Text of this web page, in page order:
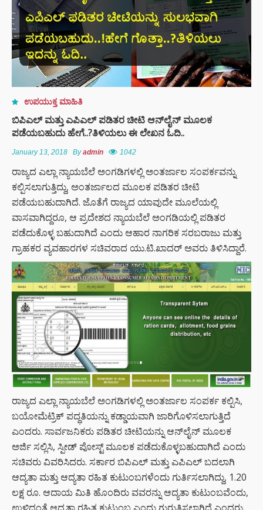
ಉಪಯುಕ್ತ ಮಾಹಿತಿ
ಬಿಪಿಎಲ್ ಮತ್ತು ಎಪಿಎಲ್ ಪಡಿತರ ಚೀಟಿ ಆನ್‌ಲೈನ್ ಮೂಲಕ
ಪಡೆಯಬಹುದು ಹೇಗೆ..?ತಿಳಿಯಲು ಈ ಲೇಖನ ಓದಿ..
January 13, 2018 Byadmin 1042
ರಾಜ್ಯದ ಎಲ್ಲಾ ನ್ಯಾಯಬೆಲೆ ಅಂಗಡಿಗಳಲ್ಲಿ ಅಂತರ್ಜಾಲ ಸಂಪರ್ಕವನ್ನು
ಕಲ್ಪಿಸಲಾಗುತ್ತಿದ್ದು, ಅಂತರ್ಜಾಲದ ಮೂಲಕ ಪಡಿತರ ಚೀಟಿ
ಪಡೆಯಬಹುದಾಗಿದೆ. ಜೊತೆಗೆ ರಾಜ್ಯದ ಯಾವುದೇ ಮೂಲೆಯಲ್ಲಿ
ವಾಸವಾಗಿದ್ದರೂ, ಆ ಪ್ರದೇಶದ ನ್ಯಾಯಬೆಲೆ ಅಂಗಡಿಯಲ್ಲಿ ಪಡಿತರ
ಪಡೆದುಕೊಳ್ಳ ಬಹುದಾಗಿದೆ ಎಂದು ಆಹಾರ ನಾಗರಿಕ ಸರಬರಾಜು ಮತ್ತು
ಗ್ರಾಹಕರ ವ್ಯವಹಾರಗಳ ಸಚಿವರಾದ ಯು.ಟಿ.ಖಾದರ್ ಅವರು ತಿಳಿಸಿದ್ದಾರೆ.
ರಾಜ್ಯದ ಎಲ್ಲಾ ನ್ಯಾಯಬೆಲೆ ಅಂಗಡಿಗಳಲ್ಲಿ ಅಂತರ್ಜಾಲ ಸಂಪರ್ಕ ಕಲ್ಪಿಸಿ,
ಬಯೋಮೆಟ್ರಿಕ್ ಪದ್ಧತಿಯನ್ನು ಕಡ್ಡಾಯವಾಗಿ ಜಾರಿಗೊಳಿಸಲಾಗುತ್ತಿದೆ
ಎಂದರು. ಸಾರ್ವಜನಿಕರು ಪಡಿತರ ಚೀಟಿಯನ್ನು ಆನ್‌ಲೈನ್ ಮೂಲಕ
ಅರ್ಜಿ ಸಲ್ಲಿಸಿ, ಸ್ಪೀಡ್ ಪೋಸ್ಟ್ ಮೂಲಕ ಪಡೆದುಕೊಳ್ಳಬಹುದಾಗಿದೆ ಎಂದು
ಸಚಿವರು ವಿವರಿಸಿದರು. ಸರ್ಕಾರ ಬಿಪಿಎಲ್ ಮತ್ತು ಎಪಿಎಲ್ ಬದಲಾಗಿ
ಆದ್ಯತಾ ಮತ್ತು ಆದ್ಯತಾ ರಹಿತ ಕುಟುಂಬಗಳೆಂದು ಗುರ್ತಿಸಲಾಗಿದ್ದು, 1.20
ಲಕ್ಷ ರೂ. ಆದಾಯ ಮಿತಿ ಹೊಂದಿರು ವವರನ್ನು ಆದ್ಯತಾ ಕುಟುಂಬವೆಂದು,